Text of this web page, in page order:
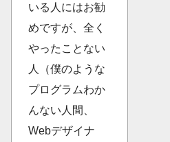
いる人にはお勧
めですが、全く
やったことない
人（僕のような
プログラムわか
んない人間、
Webデザイナ